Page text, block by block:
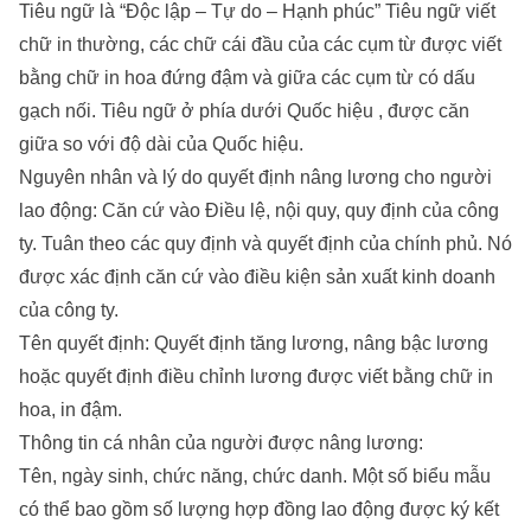
Tiêu ngữ là “Độc lập – Tự do – Hạnh phúc” Tiêu ngữ viết
chữ in thường, các chữ cái đầu của các cụm từ được viết
bằng chữ in hoa đứng đậm và giữa các cụm từ có dấu
gạch nối. Tiêu ngữ ở phía dưới Quốc hiệu , được căn
giữa so với độ dài của Quốc hiệu.
Nguyên nhân và lý do quyết định nâng lương cho người
lao động: Căn cứ vào Điều lệ, nội quy, quy định của công
ty. Tuân theo các quy định và quyết định của chính phủ. Nó
được xác định căn cứ vào điều kiện sản xuất kinh doanh
của công ty.
Tên quyết định: Quyết định tăng lương, nâng bậc lương
hoặc quyết định điều chỉnh lương được viết bằng chữ in
hoa, in đậm.
Thông tin cá nhân của người được nâng lương:
Tên, ngày sinh, chức năng, chức danh. Một số biểu mẫu
có thể bao gồm số lượng hợp đồng lao động được ký kết